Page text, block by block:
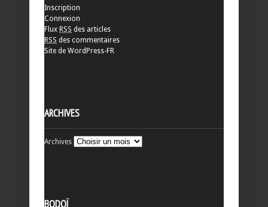
Inscription
Connexion
Flux RSS des articles
RSS des commentaires
Site de WordPress-FR
ARCHIVES
Archives
BODOÏ